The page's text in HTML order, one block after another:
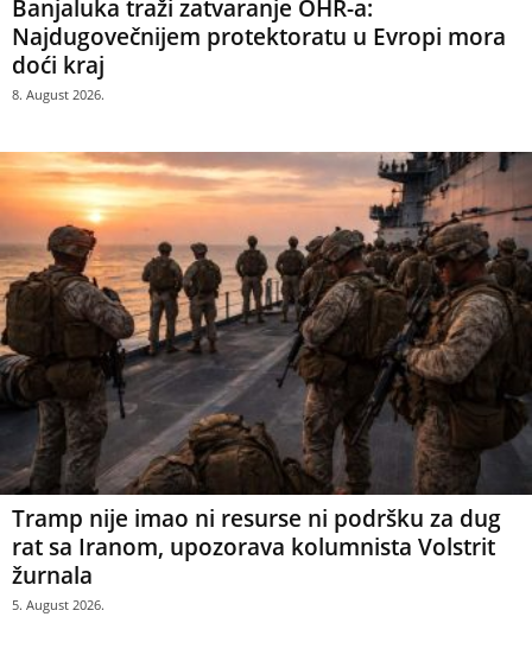
Banjaluka traži zatvaranje OHR-a:
Najdugovečnijem protektoratu u Evropi mora
doći kraj
8. August 2026.
Tramp nije imao ni resurse ni podršku za dug
rat sa Iranom, upozorava kolumnista Volstrit
žurnala
5. August 2026.